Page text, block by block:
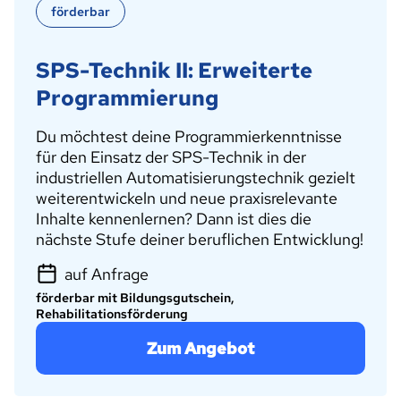
förderbar
SPS-Technik II: Erweiterte
Programmierung
Du möchtest deine Programmierkenntnisse
für den Einsatz der SPS-Technik in der
industriellen Automatisierungstechnik gezielt
weiterentwickeln und neue praxisrelevante
Inhalte kennenlernen? Dann ist dies die
nächste Stufe deiner beruflichen Entwicklung!
auf Anfrage
förderbar mit Bildungsgutschein,
Rehabilitationsförderung
Zum Angebot